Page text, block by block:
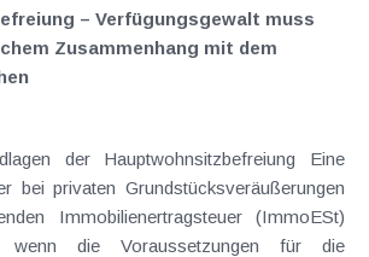
– Verfügungsgewalt muss
Zusammenhang mit dem
der Hauptwohnsitzbefreiung Eine
bei privaten Grundstücksveräußerungen
Immobilienertragsteuer (ImmoESt)
die Voraussetzungen für die